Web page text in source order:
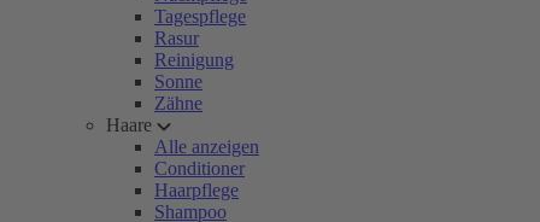
Tagespflege
Rasur
Reinigung
Sonne
Zähne
Haare
Alle anzeigen
Conditioner
Haarpflege
Shampoo